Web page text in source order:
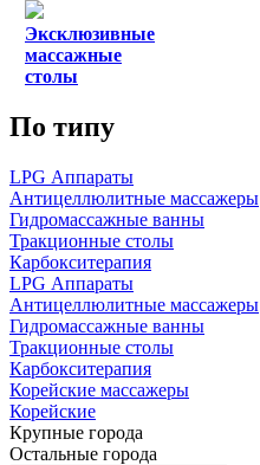
Эксклюзивные
массажные
столы
По типу
LPG Аппараты
Антицеллюлитные массажеры
Гидромассажные ванны
Тракционные столы
Карбокситерапия
LPG Аппараты
Антицеллюлитные массажеры
Гидромассажные ванны
Тракционные столы
Карбокситерапия
Корейские массажеры
Корейские
Крупные города
Остальные города